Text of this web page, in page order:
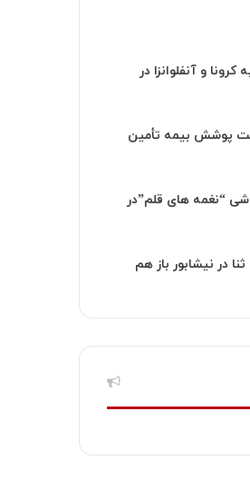
کرونا و آنفلوانزا در
پوشش بیمه تأمین
“نغمه های قلم”در
در نیشابور باز هم